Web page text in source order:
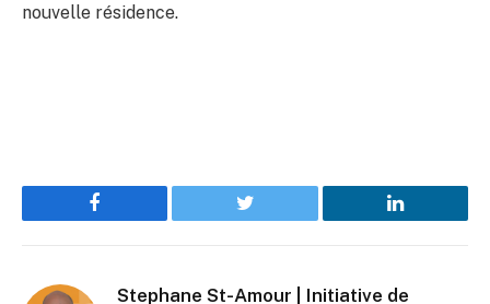
nouvelle résidence.
Facebook Twitter LinkedIn
Stephane St-Amour | Initiative de